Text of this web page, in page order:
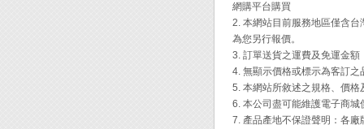
網購平台購買
2. 本網站目前服務地區僅含
為您另行報價。
3. 訂單送貨之運費及免運金
4. 無顯示價格或標示為客訂
5. 本網站所敘述之規格、價
6. 本公司盡可能維護電子商
7. 產品產地不保證聲明：各